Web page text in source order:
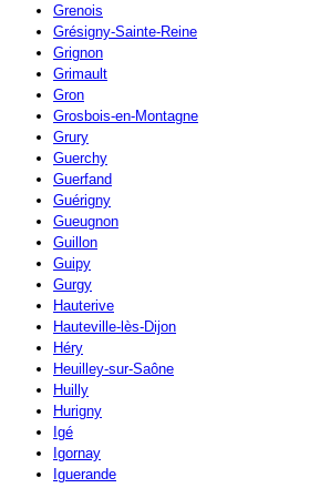
Grenois
Grésigny-Sainte-Reine
Grignon
Grimault
Gron
Grosbois-en-Montagne
Grury
Guerchy
Guerfand
Guérigny
Gueugnon
Guillon
Guipy
Gurgy
Hauterive
Hauteville-lès-Dijon
Héry
Heuilley-sur-Saône
Huilly
Hurigny
Igé
Igornay
Iguerande